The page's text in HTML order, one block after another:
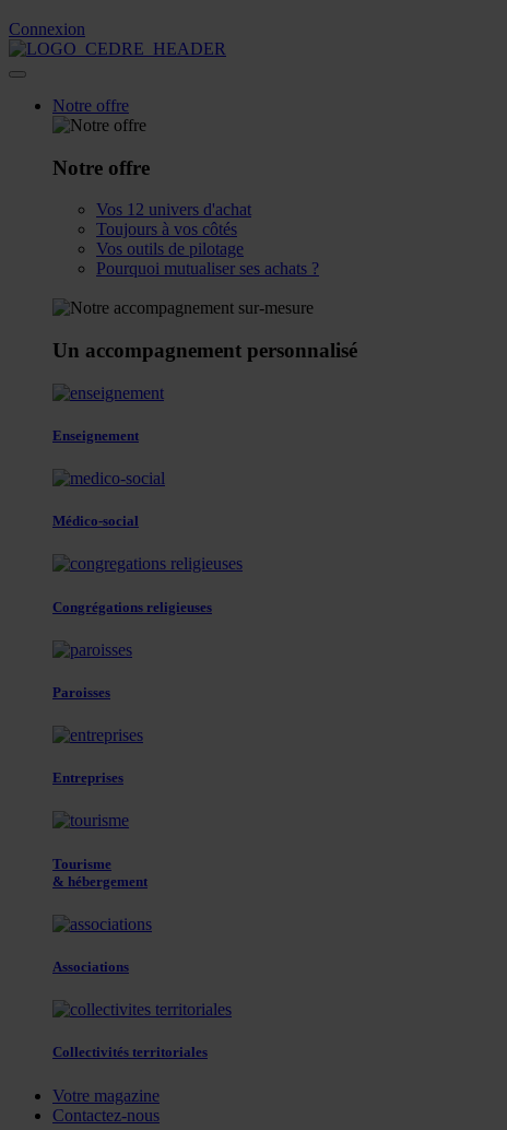
Connexion
Notre offre
Notre offre
Vos 12 univers d'achat
Toujours à vos côtés
Vos outils de pilotage
Pourquoi mutualiser ses achats ?
Un accompagnement personnalisé
Enseignement
Médico-social
Congrégations religieuses
Paroisses
Entreprises
Tourisme
& hébergement
Associations
Collectivités territoriales
Votre magazine
Contactez-nous